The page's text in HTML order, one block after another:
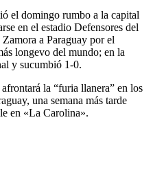
el domingo rumbo a la capital
en el estadio Defensores del
a Paraguay por el
longevo del mundo; en la
y sucumbió 1-0.
la “furia llanera” en los
una semana más tarde
en «La Carolina».